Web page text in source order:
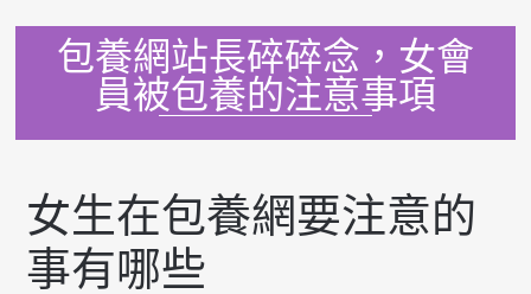
content包養網站長碎碎念，女會
員被包養的注意事項
女生在包養網要注意的
事有哪些